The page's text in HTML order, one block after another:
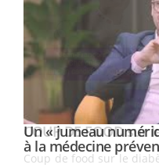
Youtube
Un « jumeau
à la médecine
Youtube
COUP DE FOOD sur
Coup de food sur le